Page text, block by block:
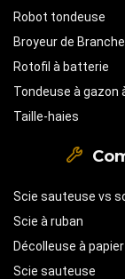
Robot tondeuse
Broyeur de Branche
Rotofil à batterie
Tondeuse à gazon
Taille-haies
Scie sauteuse vs
Scie à ruban
Décolleuse à
Scie sauteuse